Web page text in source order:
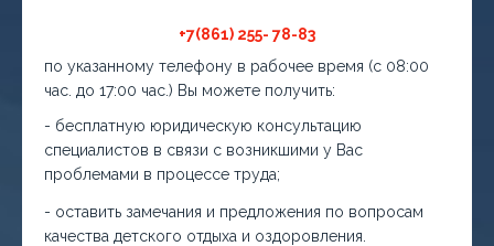
+7(861) 255- 78-83
по указанному телефону в рабочее время (с 08:00
час. до 17:00 час.) Вы можете получить:
- бесплатную юридическую консультацию
специалистов в связи с возникшими у Вас
проблемами в процессе труда;
- оставить замечания и предложения по вопросам
качества детского отдыха и оздоровления.